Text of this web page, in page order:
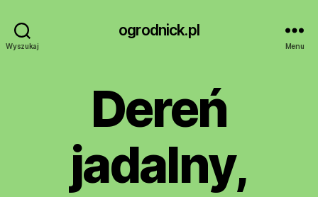
Wyszukaj
ogrodnick.pl
Menu
Dereń
jadalny,